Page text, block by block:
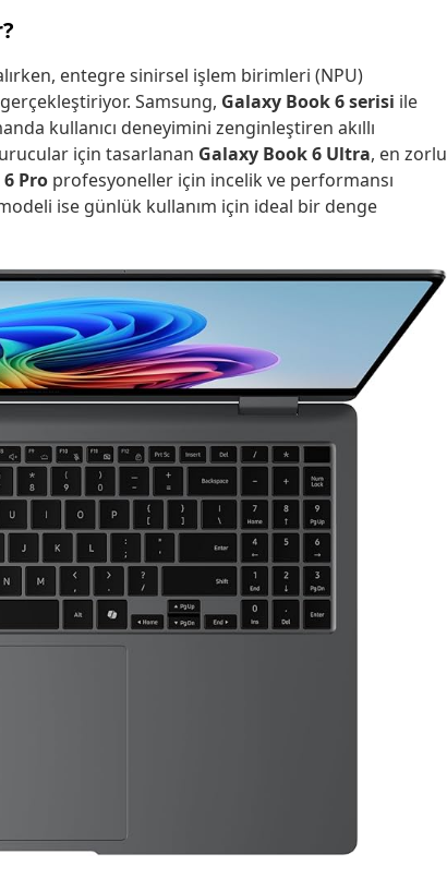
entegre sinirsel işlem birimleri (NPU)
Samsung, Galaxy Book 6 serisi ile
kullanıcı deneyimini zenginleştiren akıllı
için tasarlanan Galaxy Book 6 Ultra, en zorlu
Pro profesyoneller için incelik ve performansı
ise günlük kullanım için ideal bir denge